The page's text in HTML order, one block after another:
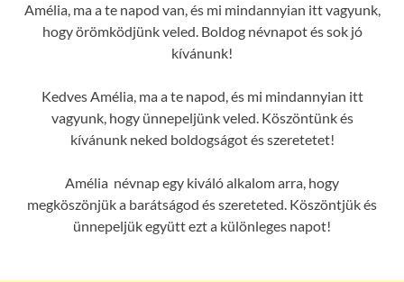
Amélia, ma a te napod van, és mi mindannyian itt vagyunk,
hogy örömködjünk veled. Boldog névnapot és sok jó
kívánunk!
Kedves Amélia, ma a te napod, és mi mindannyian itt
vagyunk, hogy ünnepeljünk veled. Köszöntünk és
kívánunk neked boldogságot és szeretetet!
Amélia névnap egy kiváló alkalom arra, hogy
megköszönjük a barátságod és szereteted. Köszöntjük és
ünnepeljük együtt ezt a különleges napot!